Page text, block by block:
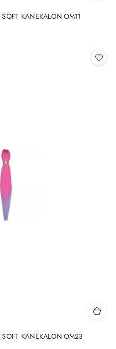
KANEKALON-OM11
KANEKALON-OM23